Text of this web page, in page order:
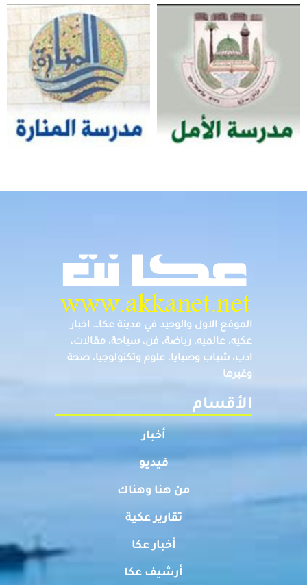
الموقع الاول والوحيد في مدينة عكا… اخبار
عكيه، عالميه، رياضة، فن، سياحة، مقالات،
ادب، شباب وصبايا، علوم وتكنولوجيا، صحة
وغيرها
الأقسام
أخبار
فيديو
من هنا وهناك
تقارير عكية
أخبار عكا
أرشيف عكا